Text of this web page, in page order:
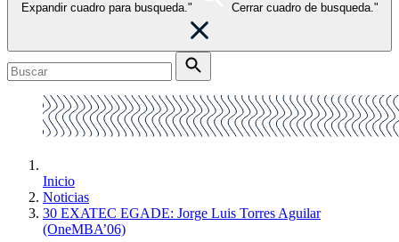
Expandir cuadro para busqueda." Cerrar cuadro de busqueda."
Inicio
Noticias
30 EXATEC EGADE: Jorge Luis Torres Aguilar
(OneMBA’06)